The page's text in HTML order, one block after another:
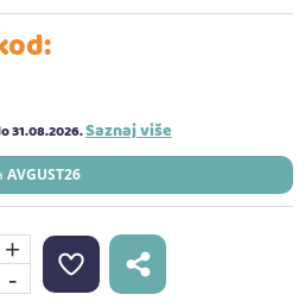
31.08.2026.Saznaj više
AVGUST26
+
-